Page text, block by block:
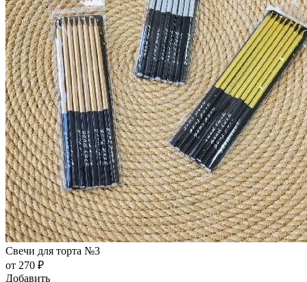
Свечи для торта №3
от 270 ₽
Добавить